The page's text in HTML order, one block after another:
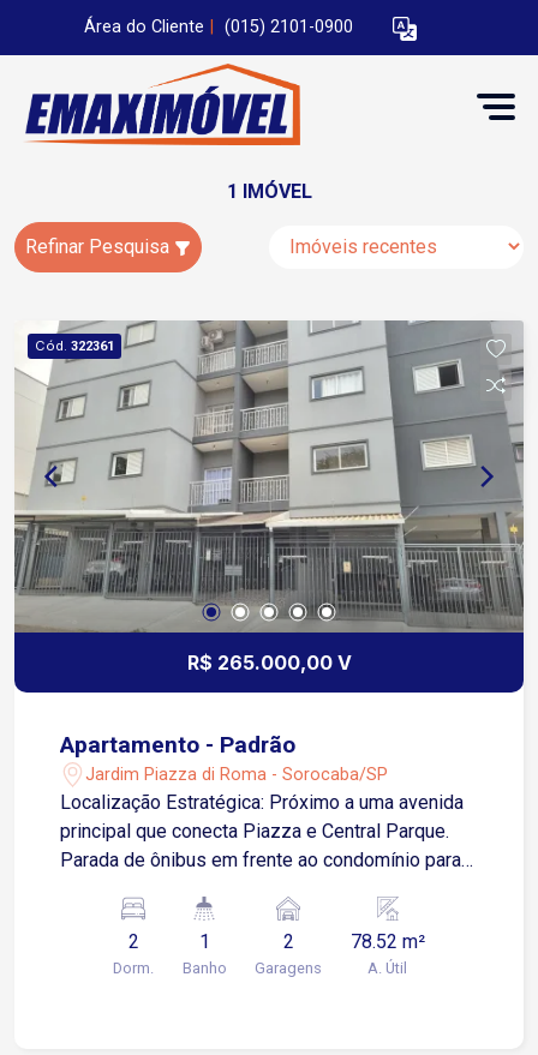
Área do Cliente (015) 2101-0900
1 IMÓVEL
Refinar Pesquisa
Cód. 322361
R$ 265.000,00 V
Apartamento - Padrão
Jardim Piazza di Roma - Sorocaba/SP
Localização Estratégica: Próximo a uma avenida
principal que conecta Piazza e Central Parque.
Parada de ônibus em frente ao condomínio para
coberta e 1 descoberta), ambas fixas. Sala com
piso laminado , ventilador e acabamento em
gesso. 2 dormitórios possui piso laminado que
2
Dorm.
1
Banho
2
Garagens
78.52 m²
A. Útil